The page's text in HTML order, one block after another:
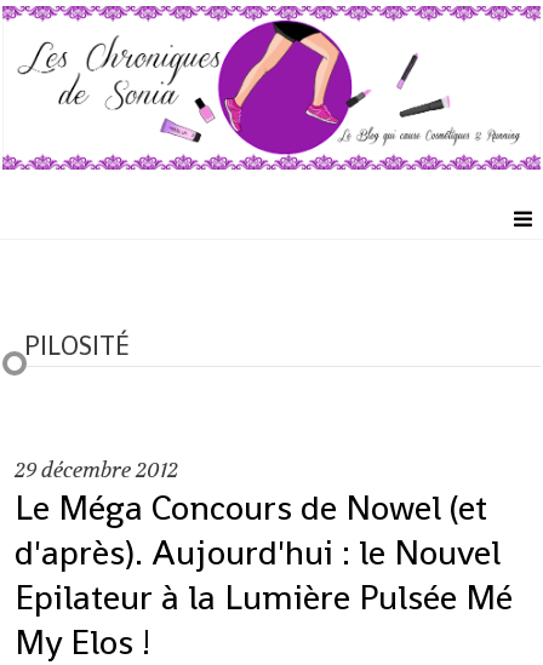
PILOSITÉ
29décembre 2012
Le Méga Concours de Nowel (et
d'après). Aujourd'hui : le Nouvel
Epilateur à la Lumière Pulsée Mé
My Elos !